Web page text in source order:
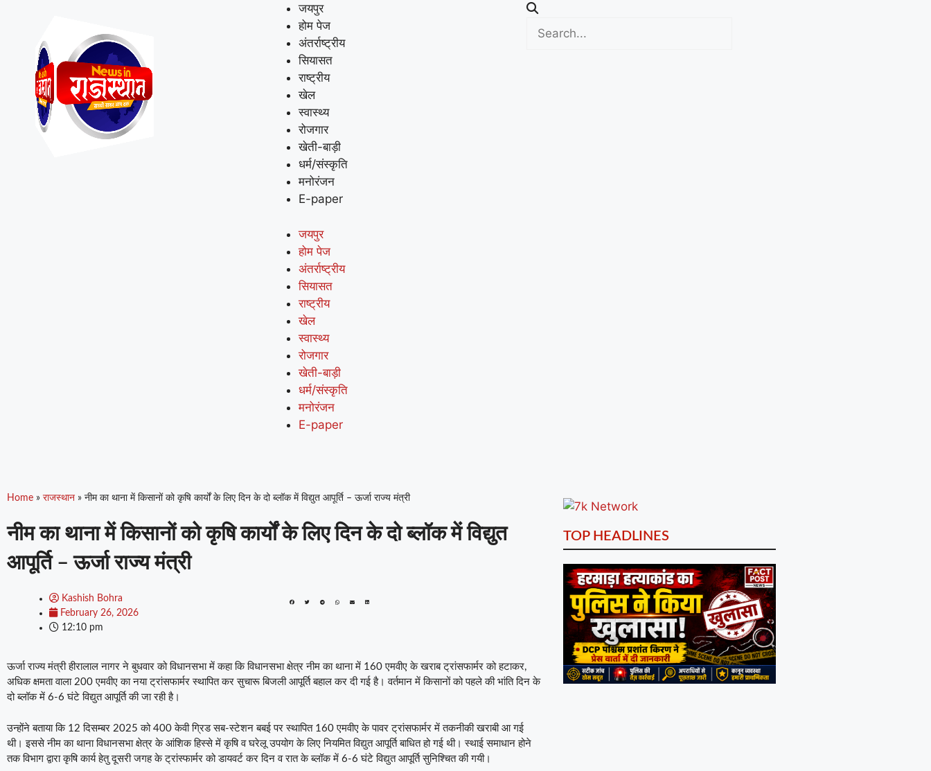
जयपुर
होम पेज
अंतर्राष्ट्रीय
सियासत
राष्ट्रीय
खेल
स्वास्थ्य
रोजगार
खेती-बाड़ी
धर्म/संस्कृति
मनोरंजन
E-paper
जयपुर
होम पेज
अंतर्राष्ट्रीय
सियासत
राष्ट्रीय
खेल
स्वास्थ्य
रोजगार
खेती-बाड़ी
धर्म/संस्कृति
मनोरंजन
E-paper
Home » राजस्थान » नीम का थाना में किसानों को कृषि कार्यों के लिए दिन के दो ब्लॉक में विद्युत आपूर्ति – ऊर्जा राज्य मंत्री
नीम का थाना में किसानों को कृषि कार्यों के लिए दिन के दो ब्लॉक में विद्युत
आपूर्ति – ऊर्जा राज्य मंत्री
Kashish Bohra
February 26, 2026
12:10 pm
ऊर्जा राज्य मंत्री हीरालाल नागर ने बुधवार को विधानसभा में कहा कि विधानसभा क्षेत्र नीम का थाना में 160 एमवीए के खराब ट्रांसफार्मर को हटाकर,
अधिक क्षमता वाला 200 एमवीए का नया ट्रांसफार्मर स्‍थापित कर सुचारू बिजली आपूर्ति बहाल कर दी गई है। वर्तमान में किसानों को पहले की भांति दिन के
दो ब्‍लॉक में 6-6 घंटे विद्युत आपूर्ति की जा रही है।
उन्होंने बताया कि 12 दिसम्बर 2025 को 400 केवी ग्रिड सब-स्टेशन बबई पर स्थापित 160 एमवीए के पावर ट्रांसफार्मर में तकनीकी खराबी आ गई
थी। इससे नीम का थाना विधानसभा क्षेत्र के आंशिक हिस्से में कृषि व घरेलू उपयोग के लिए नियमित विद्युत आपूर्ति बाधित हो गई थी। स्थाई समाधान होने
तक विभाग द्वारा कृषि कार्य हेतु दूसरी जगह के ट्रांस्फार्मर को डायवर्ट कर दिन व रात के ब्‍लॉक में 6-6 घंटे विद्युत आपूर्ति सुनिश्चित की गयी।
TOP HEADLINES